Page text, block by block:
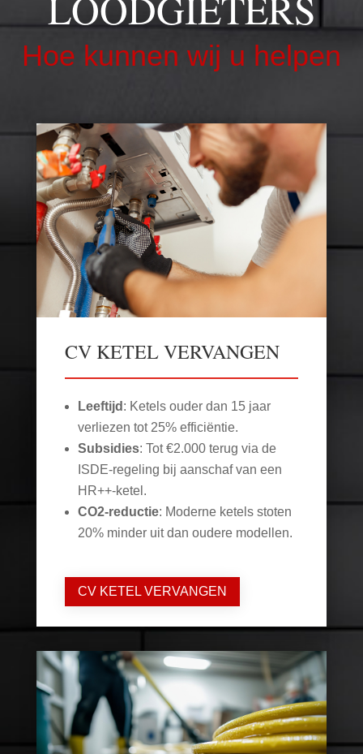
Hoe kunnen wij u helpen
CV KETEL VERVANGEN
Leeftijd : Ketels ouder dan 15 jaar
verliezen tot 25% efficiëntie.
Subsidies: Tot €2.000 terug via de
ISDE-regeling bij aanschaf van een
HR++-ketel.
CO2-reductie: Moderne ketels stoten
20% minder uit dan oudere modellen.
CV KETEL VERVANGEN